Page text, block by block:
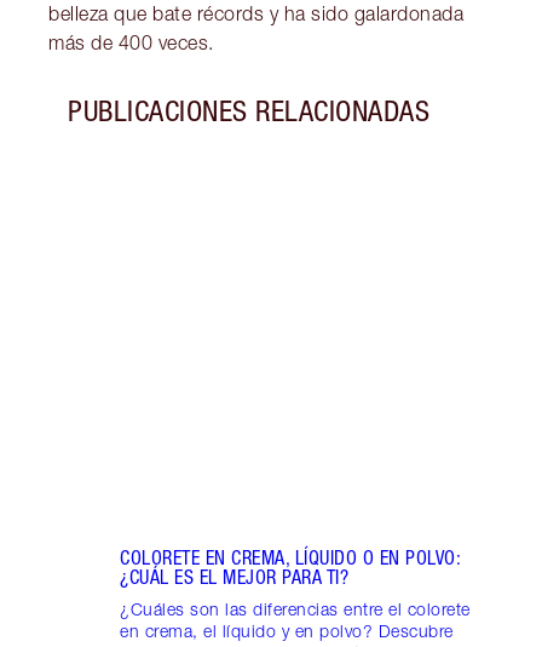
belleza que bate récords y ha sido galardonada
más de 400 veces.
PUBLICACIONES RELACIONADAS
COLORETE EN CREMA, LÍQUIDO O EN POLVO:
¿CUÁL ES EL MEJOR PARA TI?
¿Cuáles son las diferencias entre el colorete
en crema, el líquido y en polvo? Descubre